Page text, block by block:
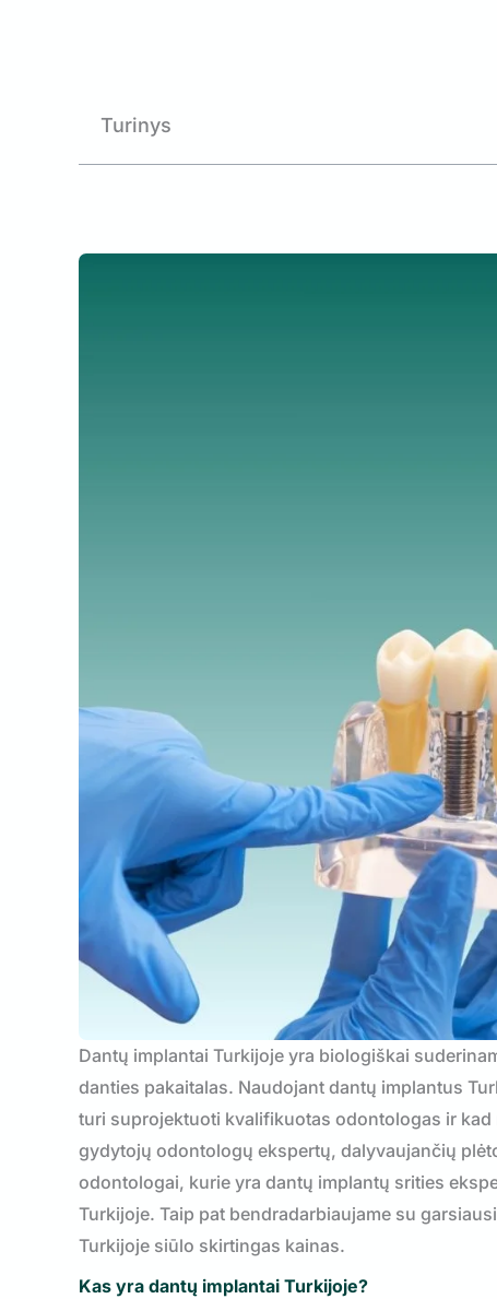
Turinys
Dantų implantai Turkijoje yra biologiškai
danties pakaitalas. Naudojant dantų implantus
turi suprojektuoti kvalifikuotas odontologas ir
gydytojų odontologų ekspertų, dalyvaujančių
odontologai, kurie yra dantų implantų srities
Turkijoje. Taip pat bendradarbiaujame su
Turkijoje siūlo skirtingas kainas.
Kas yra dantų implantai Turkijoje?